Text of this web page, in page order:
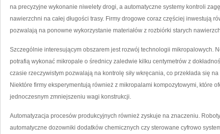
na precyzyjne wykonanie niwelety drogi, a automatyczne systemy kontroli
nawierzchni na całej długości trasy. Firmy drogowe coraz częściej inwestują
pozwalają na ponowne wykorzystanie materiałów z rozbiórki starych
Szczególnie interesującym obszarem jest rozwój technologii mikropalowych.
potrafią wykonać mikropale o średnicy zaledwie kilku centymetrów z
czasie rzeczywistym pozwalają na kontrolę siły wkręcania, co przekłada się
Niektóre firmy eksperymentują również z mikropalami kompozytowymi, które
jednoczesnym zmniejszeniu wagi konstrukcji.
Automatyzacja procesów produkcyjnych również zyskuje na znaczeniu.
automatyczne dozowniki dodatków chemicznych czy sterowane cyfrowo